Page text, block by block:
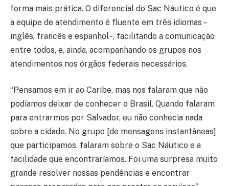
forma mais prática. O diferencial do Sac Náutico é que
a equipe de atendimento é fluente em três idiomas –
inglês, francês e espanhol -, facilitando a comunicação
entre todos, e, ainda, acompanhando os grupos nos
atendimentos nos órgãos federais necessários.
“Pensamos em ir ao Caribe, mas nos falaram que não
podíamos deixar de conhecer o Brasil. Quando falaram
para entrarmos por Salvador, eu não conhecia nada
sobre a cidade. No grupo [de mensagens instantâneas]
que participamos, falaram sobre o Sac Náutico e a
facilidade que encontraríamos. Foi uma surpresa muito
grande resolver nossas pendências e encontrar